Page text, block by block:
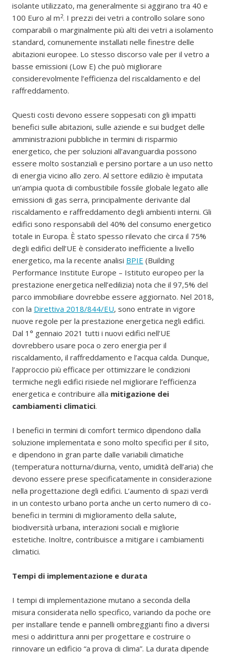
isolante utilizzato, ma generalmente si aggirano tra 40 e
100 Euro al m2. I prezzi dei vetri a controllo solare sono
comparabili o marginalmente più alti dei vetri a isolamento
standard, comunemente installati nelle finestre delle
abitazioni europee. Lo stesso discorso vale per il vetro a
basse emissioni (Low E) che può migliorare
considerevolmente l’efficienza del riscaldamento e del
raffreddamento.
Questi costi devono essere soppesati con gli impatti
benefici sulle abitazioni, sulle aziende e sui budget delle
amministrazioni pubbliche in termini di risparmio
energetico, che per soluzioni all’avanguardia possono
essere molto sostanziali e persino portare a un uso netto
di energia vicino allo zero. Al settore edilizio è imputata
un’ampia quota di combustibile fossile globale legato alle
emissioni di gas serra, principalmente derivante dal
riscaldamento e raffreddamento degli ambienti interni. Gli
edifici sono responsabili del 40% del consumo energetico
totale in Europa. È stato spesso rilevato che circa il 75%
degli edifici dell’UE è considerato inefficiente a livello
energetico, ma la recente analisi BPIE (Building
Performance Institute Europe – Istituto europeo per la
prestazione energetica nell’edilizia) nota che il 97,5% del
parco immobiliare dovrebbe essere aggiornato. Nel 2018,
con la Direttiva 2018/844/EU, sono entrate in vigore
nuove regole per la prestazione energetica negli edifici.
Dal 1° gennaio 2021 tutti i nuovi edifici nell’UE
dovrebbero usare poca o zero energia per il
riscaldamento, il raffreddamento e l’acqua calda. Dunque,
l’approccio più efficace per ottimizzare le condizioni
termiche negli edifici risiede nel migliorare l’efficienza
energetica e contribuire alla mitigazione dei
cambiamenti climatici.
I benefici in termini di comfort termico dipendono dalla
soluzione implementata e sono molto specifici per il sito,
e dipendono in gran parte dalle variabili climatiche
(temperatura notturna/diurna, vento, umidità dell’aria) che
devono essere prese specificatamente in considerazione
nella progettazione degli edifici. L’aumento di spazi verdi
in un contesto urbano porta anche un certo numero di co-
benefici in termini di miglioramento della salute,
biodiversità urbana, interazioni sociali e migliorie
estetiche. Inoltre, contribuisce a mitigare i cambiamenti
climatici.
Tempi di implementazione e durata
I tempi di implementazione mutano a seconda della
misura considerata nello specifico, variando da poche ore
per installare tende e pannelli ombreggianti fino a diversi
mesi o addirittura anni per progettare e costruire o
rinnovare un edificio “a prova di clima”. La durata dipende